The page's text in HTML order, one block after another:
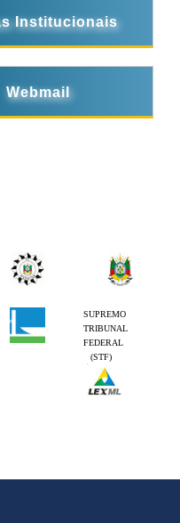
Institucionais
Webmail
SUPREMO
TRIBUNAL
FEDERAL
(STF)